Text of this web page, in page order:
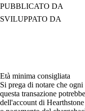
PUBBLICATO DA
SVILUPPATO DA
Età minima consigliata
Si prega di notare che
questa transazione
dell'account di